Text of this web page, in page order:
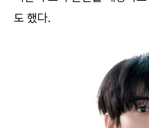
도 했다.